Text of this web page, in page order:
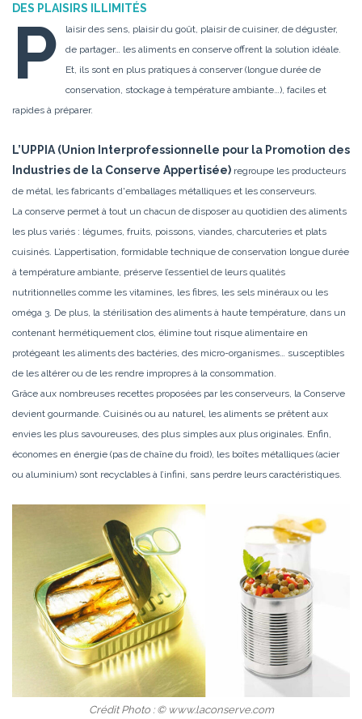
DES PLAISIRS ILLIMITÉS
P
laisir des sens, plaisir du goût, plaisir de cuisiner, de déguster,
de partager… les aliments en conserve offrent la solution idéale.
Et, ils sont en plus pratiques à conserver (longue durée de
conservation, stockage à température ambiante…), faciles et
rapides à préparer.
L’UPPIA (Union Interprofessionnelle pour la Promotion des
Industries de la Conserve Appertisée) regroupe les producteurs
de métal, les fabricants d'emballages métalliques et les conserveurs.
La conserve permet à tout un chacun de disposer au quotidien des aliments
les plus variés : légumes, fruits, poissons, viandes, charcuteries et plats
cuisinés. L’appertisation, formidable technique de conservation longue durée
à température ambiante, préserve l’essentiel de leurs qualités
nutritionnelles comme les vitamines, les fibres, les sels minéraux ou les
oméga 3. De plus, la stérilisation des aliments à haute température, dans un
contenant hermétiquement clos, élimine tout risque alimentaire en
protégeant les aliments des bactéries, des micro-organismes… susceptibles
de les altérer ou de les rendre impropres à la consommation.
Grâce aux nombreuses recettes proposées par les conserveurs, la Conserve
devient gourmande. Cuisinés ou au naturel, les aliments se prêtent aux
envies les plus savoureuses, des plus simples aux plus originales. Enfin,
économes en énergie (pas de chaîne du froid), les boîtes métalliques (acier
ou aluminium) sont recyclables à l’infini, sans perdre leurs caractéristiques.
Crédit Photo : © www.laconserve.com